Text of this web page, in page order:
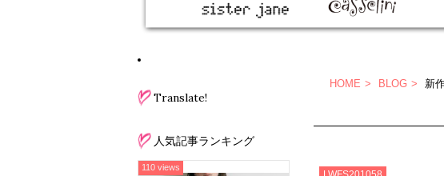
Translate!
人気記事ランキング
110 views
HOME BLOG 新